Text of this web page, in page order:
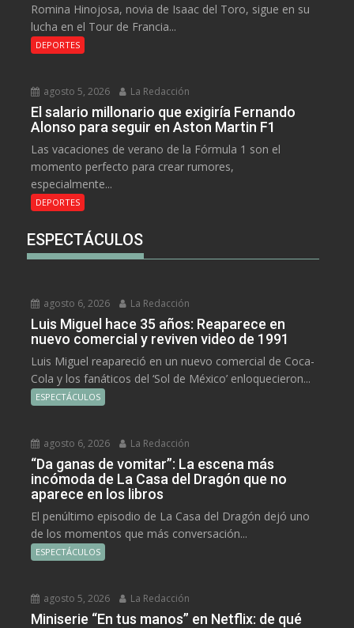
Romina Hinojosa, novia de Isaac del Toro, sigue en su
lucha en el Tour de Francia...
DEPORTES
agosto 5, 2026 La Redacción
El salario millonario que exigiría Fernando
Alonso para seguir en Aston Martin F1
Las vacaciones de verano de la Fórmula 1 son el
momento perfecto para crear rumores,
especialmente...
DEPORTES
ESPECTÁCULOS
agosto 6, 2026 La Redacción
Luis Miguel hace 35 años: Reaparece en
nuevo comercial y reviven video de 1991
Luis Miguel reapareció en un nuevo comercial de Coca-
Cola y los fanáticos del ‘Sol de México’ enloquecieron...
ESPECTÁCULOS
agosto 6, 2026 La Redacción
“Da ganas de vomitar”: La escena más
incómoda de La Casa del Dragón que no
aparece en los libros
El penúltimo episodio de La Casa del Dragón dejó uno
de los momentos que más conversación...
ESPECTÁCULOS
agosto 5, 2026 La Redacción
Miniserie “En tus manos” en Netflix: de qué